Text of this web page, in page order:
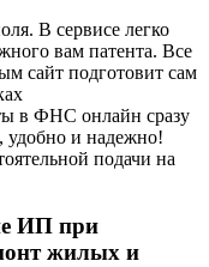
В сервисе легко
вам патента. Все
сайт подготовит сам
в ФНС онлайн сразу
удобно и надежно!
подачи на
ИП при
жилых и